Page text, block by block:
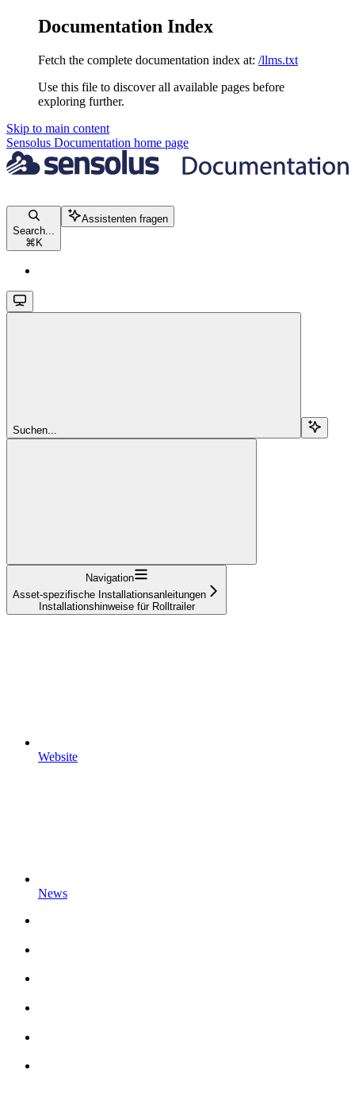
Documentation Index
Fetch the complete documentation index at: /llms.txt
Use this file to discover all available pages before
exploring further.
Skip to main content
Sensolus Documentation home page
Search...
⌘ K
Assistenten fragen
Suchen...
Navigation
Asset-spezifische Installationsanleitungen
Installationshinweise für Rolltrailer
Website
News